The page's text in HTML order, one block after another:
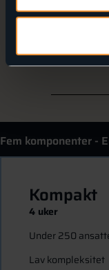
Ledelsesvedtak og
UKE 5–6
Fem komponenter -
Kompakt
4 uker
Under 250
Lav kompleksitet